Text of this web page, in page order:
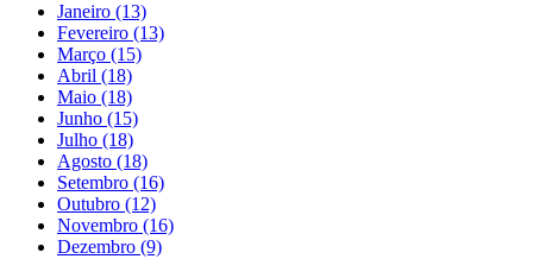
Janeiro (13)
Fevereiro (13)
Março (15)
Abril (18)
Maio (18)
Junho (15)
Julho (18)
Agosto (18)
Setembro (16)
Outubro (12)
Novembro (16)
Dezembro (9)